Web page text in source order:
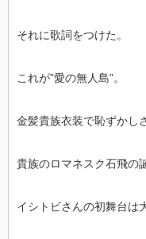
それに歌詞をつけた。
これが”愛の無人島”。
金髪貴族衣装で恥ずかし
貴族のロマネスク石飛の
イシトビさんの初舞台は